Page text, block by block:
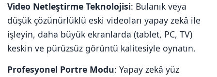
Video Netleştirme Teknolojisi: Bulanık veya
düşük çözünürlüklü eski videoları yapay zekâ ile
işleyin, daha büyük ekranlarda (tablet, PC, TV)
keskin ve pürüzsüz görüntü kalitesiyle oynatın.
Profesyonel Portre Modu: Yapay zekâ yüz